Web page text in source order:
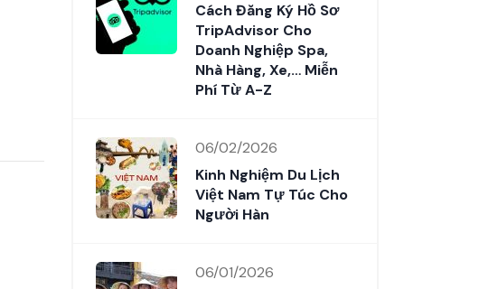
Cách Đăng Ký Hồ Sơ
TripAdvisor Cho
Doanh Nghiệp Spa,
Nhà Hàng, Xe,… Miễn
Phí Từ A-Z
06/02/2026
Kinh Nghiệm Du Lịch
Việt Nam Tự Túc Cho
Người Hàn
06/01/2026